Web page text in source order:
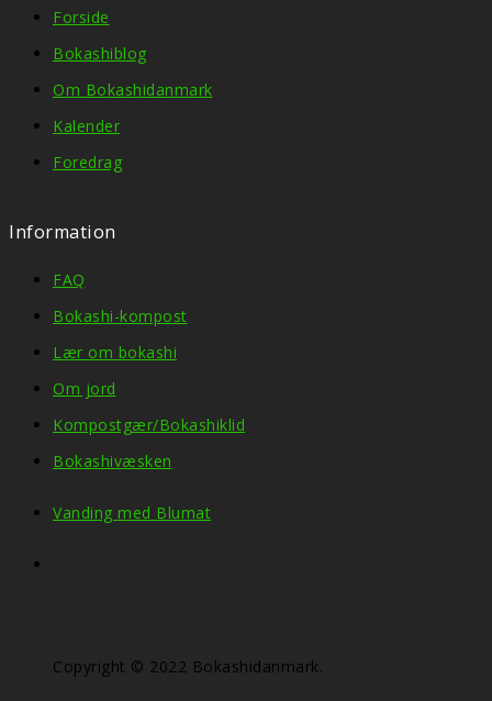
Forside
Bokashiblog
Om Bokashidanmark
Kalender
Foredrag
Information
FAQ
Bokashi-kompost
Lær om bokashi
Om jord
Kompostgær/Bokashiklid
Bokashivæsken
Vanding med Blumat
Copyright © 2022 Bokashidanmark.